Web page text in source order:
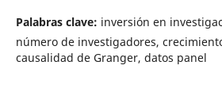
Palabras clave: inversión en
número de investigadores,
causalidad de Granger, datos panel